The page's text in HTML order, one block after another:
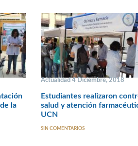
la
Actualidad 4 Diciembre, 2018
Estudiantes realizaron
salud y atención
UCN
SIN COMENTARIOS